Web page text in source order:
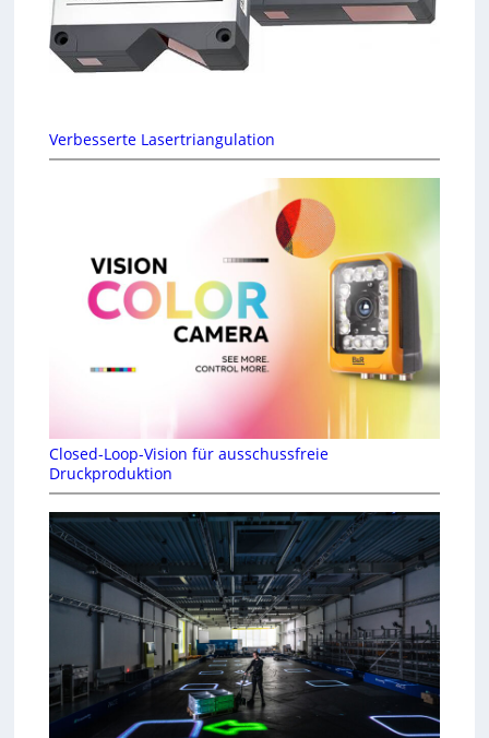
Verbesserte Lasertriangulation
Closed-Loop-Vision für ausschussfreie
Druckproduktion